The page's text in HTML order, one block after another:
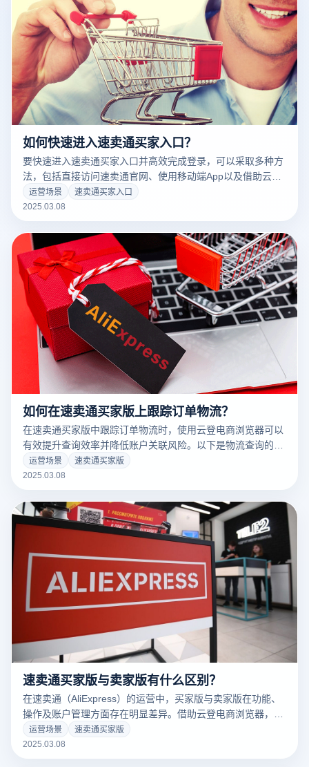
如何快速进入速卖通买家入口？
要快速进入速卖通买家入口并高效完成登录，可以采取多种方
法，包括直接访问速卖通官网、使用移动端App以及借助云登
电商浏览器来提升操作效率。结合云登电商浏览器，不仅能快
速访问速卖通买家版，还能有效避免账户关联问题，保障多账
户管理的安全性。
运营场景
速卖通买家入口
2025.03.08
如何在速卖通买家版上跟踪订单物流？
在速卖通买家版中跟踪订单物流时，使用云登电商浏览器可以
有效提升查询效率并降低账户关联风险。以下是物流查询的详
细步骤及云登电商浏览器的优势：
运营场景
速卖通买家版
2025.03.08
速卖通买家版与卖家版有什么区别？
在速卖通（AliExpress）的运营中，买家版与卖家版在功能、
操作及账户管理方面存在明显差异。借助云登电商浏览器，用
户可以更安全、高效地管理这两种模式下的账户，避免关联风
险，提升运营效率。以下是速卖通买家版与卖家版的对比及云
运营场景
速卖通买家版
2025.03.08